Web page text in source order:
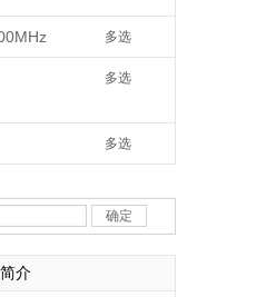
多选
多选
多选
确定
介